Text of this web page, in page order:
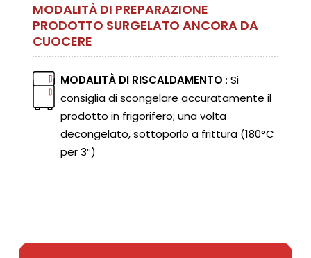
MODALITÀ DI PREPARAZIONE
PRODOTTO SURGELATO ANCORA DA
CUOCERE
MODALITÀ DI RISCALDAMENTO : Si
consiglia di scongelare accuratamente il
prodotto in frigorifero; una volta
decongelato, sottoporlo a frittura (180°C
per 3″)